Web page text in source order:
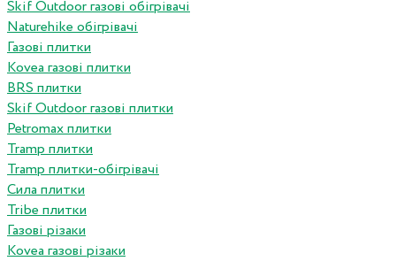
Skif Outdoor газові обігрівачі
Naturehike обігрівачі
Газові плитки
Kovea газові плитки
BRS плитки
Skif Outdoor газові плитки
Petromax плитки
Tramp плитки
Tramp плитки-обігрівачі
Сила плитки
Tribe плитки
Газові різаки
Kovea газові різаки